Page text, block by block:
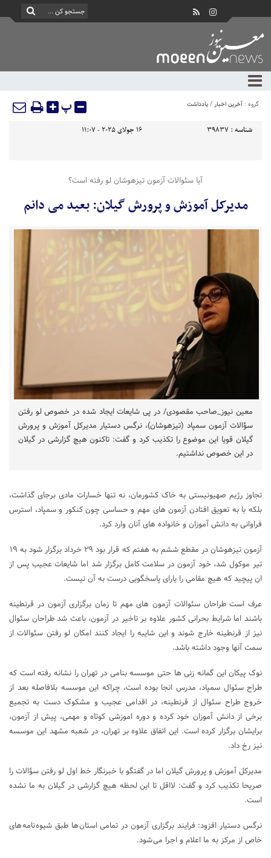
گروه : آخرین اخبار/یادداشت پ
شناسه : 39837 16 جولای 2025 - 11:07
آیا سئوالات آزمون تیزهوشان لو رفته است؟
مدیرکل آموزش و پرورش گیلان: بعید می دانم
معین نیوز_صاحب مقصودی/ در پی شایعات ایجاد شده در خصوص لو رفتن
سؤالات آزمون سمپاد (تیزهوشان)، نرگس دستیار مدیرکل آموزش و پرورش
گیلان قویا این موضوع را تکذیب کرد و گفت: تاکنون هیچ گزارشی در گیلان
در این خصوص نداشتیم.
تجاوز رژیم صهیونیستی به خاک کشورمان، نه تنها خسارات مادی برجای گذاشت،
بلکه با به تعویق افتادن آزمون های مهم و حساسی چون کنکور و سمپاد، استرس
فراوانی به دانش آموزان و خانواده های آنان وارد کرد.
تیر موکول شد، خود آزمون در سلامت کامل برگزار شد اما شایعات عجیب پس از
ان پیچید که هیچ مقامی را یارای پاسخگویی درست به آن نیست.
عرف است طراحان سئوالات آزمون های مهم تا زمان برگزاری آزمون در قرنطینه
باشند اما شرایط بحرانی کشور علاوه بر تاخیر در آزمون، باعث شد طراحان سئوال
نیز از قرنطینه خارج شوند و این شایبه را ایجاد کنند امکان لو رفتن سئوالات از
سمت آنها وجود داشته باشد.
نوک پیکان این گمانه زنی ها حتی موسسه بنامی در تهران را نشانه رفته است که
طراح سئوال سمپاد، مدرس انجا بوده است، چراکه این موسسه بلافاصله بعد از
خروج طراح سئوال از قرنطینه، در اقدامی عجیب و مشکوک دست به تجمیع
برخی از دانش آموزان خود کرده و دوره اموزشی کوتاه و مهمی، پیش از آزمون،
برایشان برگزار کرده است. این اتفاق علاوه بر تهران، در شعبه مشهد این موسسه
نیز رخ داد.
مدیرکل آموزش و پرورش گیلان اما در گفتگو با خبرنگار خط اول لو رفتن سؤالات را
صریحا تکذیب کرد و گفت: لااقل تا این لحظه هیچ گزارشی در گیلان به ما نشده
است.
نرگس دستیار افزود: فرایند برگزاری آزمون در تمامی استان ها طبق شیوه نامه های
خاص از مرکز به ما اعلام و اجرا می شود.